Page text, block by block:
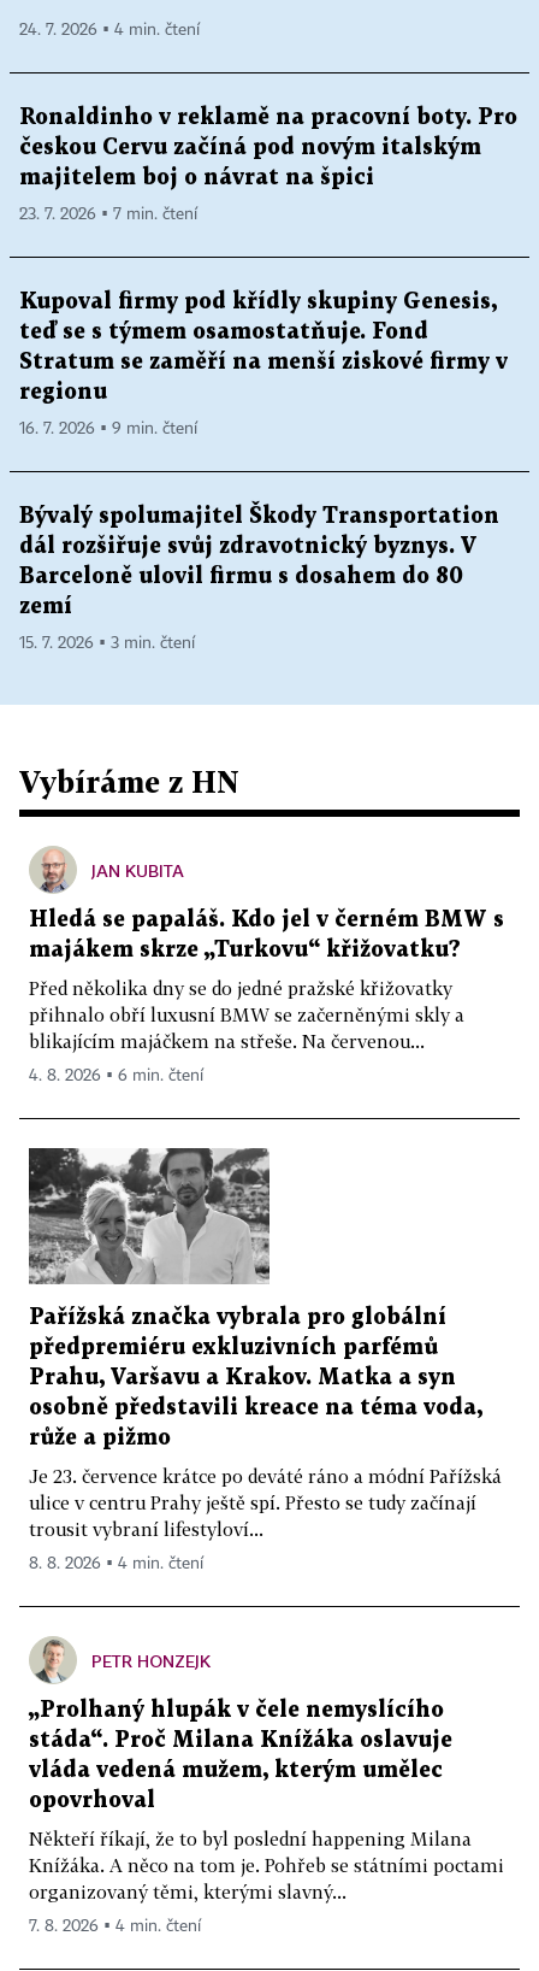
24. 7. 2026 ▪ 4 min. čtení
Ronaldinho v reklamě na pracovní boty. Pro
českou Cervu začíná pod novým italským
majitelem boj o návrat na špici
23. 7. 2026 ▪ 7 min. čtení
Kupoval firmy pod křídly skupiny Genesis,
teď se s týmem osamostatňuje. Fond
Stratum se zaměří na menší ziskové firmy v
regionu
16. 7. 2026 ▪ 9 min. čtení
Bývalý spolumajitel Škody Transportation
dál rozšiřuje svůj zdravotnický byznys. V
Barceloně ulovil firmu s dosahem do 80
zemí
15. 7. 2026 ▪ 3 min. čtení
Vybíráme z HN
JAN KUBITA
Hledá se papaláš. Kdo jel v černém BMW s
majákem skrze „Turkovu“ křižovatku?
Před několika dny se do jedné pražské křižovatky
přihnalo obří luxusní BMW se začerněnými skly a
blikajícím majáčkem na střeše. Na červenou...
4. 8. 2026 ▪ 6 min. čtení
Pařížská značka vybrala pro globální
předpremiéru exkluzivních parfémů
Prahu, Varšavu a Krakov. Matka a syn
osobně představili kreace na téma voda,
růže a pižmo
Je 23. července krátce po deváté ráno a módní Pařížská
ulice v centru Prahy ještě spí. Přesto se tudy začínají
trousit vybraní lifestyloví...
8. 8. 2026 ▪ 4 min. čtení
PETR HONZEJK
„Prolhaný hlupák v čele nemyslícího
stáda“. Proč Milana Knížáka oslavuje
vláda vedená mužem, kterým umělec
opovrhoval
Někteří říkají, že to byl poslední happening Milana
Knížáka. A něco na tom je. Pohřeb se státními poctami
organizovaný těmi, kterými slavný...
7. 8. 2026 ▪ 4 min. čtení